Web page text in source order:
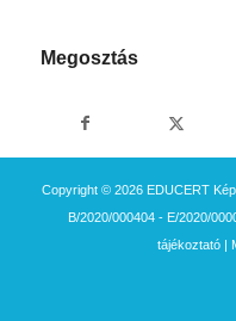
Megosztás
Copyright © 2026 EDUCERT
B/2020/000404 - E/2020/
tájékoztató|